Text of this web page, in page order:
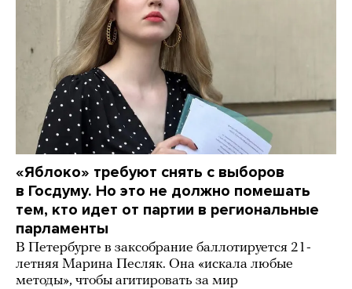
«Яблоко» требуют снять с выборов
в Госдуму. Но это не должно помешать
тем, кто идет от партии в региональные
парламенты
В Петербурге в заксобрание баллотируется 21-
летняя Марина Песляк. Она «искала любые
методы», чтобы агитировать за мир